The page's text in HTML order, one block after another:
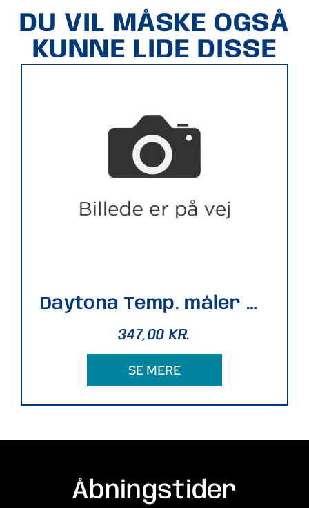
DU VIL MÅSKE OGSÅ
KUNNE LIDE DISSE
Daytona Temp. måler NANO
347,00KR.
SE MERE
Åbningstider